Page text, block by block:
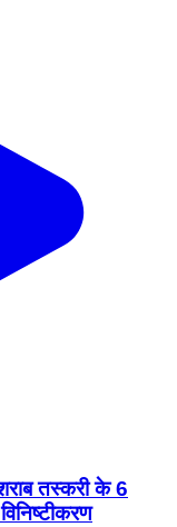
तस्करी के 6